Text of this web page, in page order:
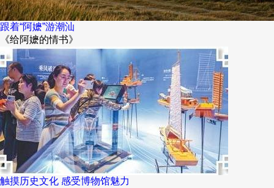
跟着“阿嬷”游潮汕
《给阿嬷的情书》
触摸历史文化 感受博物馆魅力